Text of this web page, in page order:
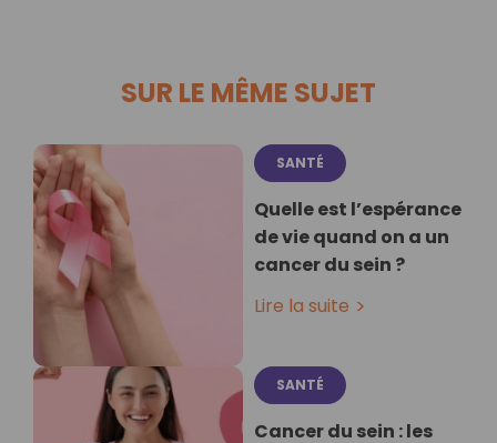
SUR LE MÊME SUJET
SANTÉ
Quelle est l’espérance
de vie quand on a un
cancer du sein ?
Lire la suite
SANTÉ
Cancer du sein : les